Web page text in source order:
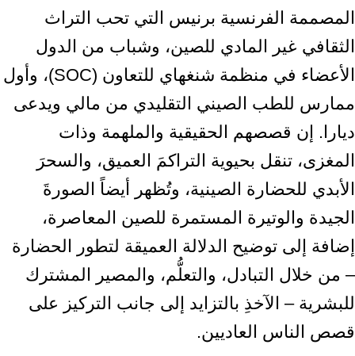
المصممة الفرنسية برنيس التي تحب التراث
الثقافي غير المادي للصين، وشباب من الدول
الأعضاء في منظمة شنغهاي للتعاون (SOC)، وأول
ممارس للطب الصيني التقليدي من مالي ويدعى
ديارا. إن قصصهم الحقيقية والملهمة وذات
المغزى، تنقل بحيوية التراكمَ العميق، والسحرَ
الأبدي للحضارة الصينية، وتُظهر أيضاً الصورةَ
الجيدة والوتيرة المستمرة للصين المعاصرة،
إضافة إلى توضيح الدلالة العميقة لتطور الحضارة
– من خلال التبادل، والتعلُّم، والمصير المشترك
للبشرية – الآخذِ بالتزايد إلى جانب التركيز على
قصص الناس العاديين.